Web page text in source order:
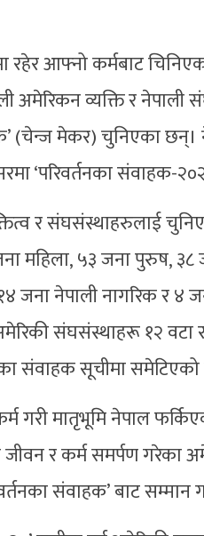
रहेर आफ्नो कर्मबाट
अमेरिकन व्यक्ति र
(चेन्ज मेकर) चुनिएका छन्।
‘परिवर्तनका संवाहक-
र संघसंस्थाहरुलाई
महिला, ५३ जना पुरुष, ३८
जना नेपाली नागरिक र ४
संघसंस्थाहरू १२ वटा
संवाहक सूचीमा
गरी मातृभूमि नेपाल
र कर्म समर्पण गरेका
संवाहक’ बाट सम्मान